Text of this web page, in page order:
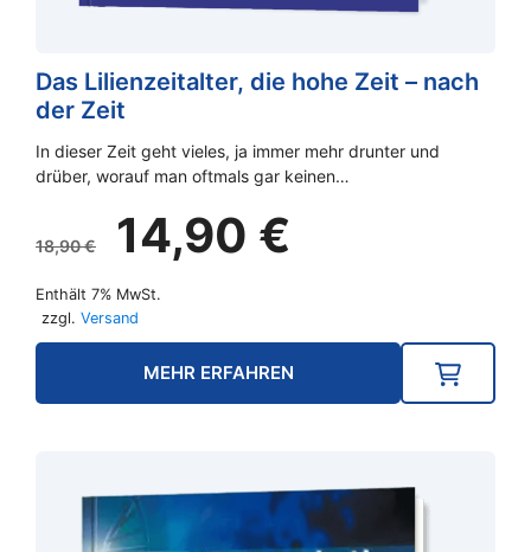
Das Lilienzeitalter, die hohe Zeit – nach
der Zeit
In dieser Zeit geht vieles, ja immer mehr drunter und
drüber, worauf man oftmals gar keinen…
18,90€
Ursprünglicher
Preis
war:
18,90 €
14,90 €
Enthält 7% MwSt.
zzgl. Versand
MEHR ERFAHREN